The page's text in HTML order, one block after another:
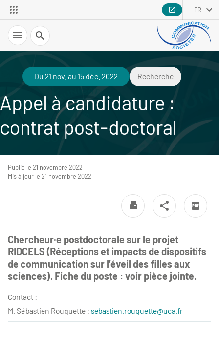
FR
Recherche
Du 21 nov. au 15 déc. 2022 Recherche
Appel à candidature :
contrat post-doctoral
Publié le 21 novembre 2022
Mis à jour le 21 novembre 2022
Chercheur·e postdoctorale sur le projet
RIDCELS (Réceptions et impacts de dispositifs
de communication sur l’éveil des filles aux
sciences). Fiche du poste : voir pièce jointe.
Contact :
M. Sébastien Rouquette : sebastien.rouquette@uca.fr